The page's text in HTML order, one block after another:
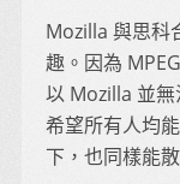
Mozilla 與思科
趣。因為
以 Mozilla 並
希望所有人均
下，也同樣能